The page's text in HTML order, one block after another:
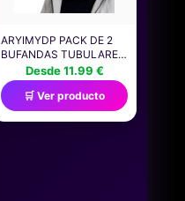
ARYIMYDP PACK DE 2
BUFANDAS TUBULARES
PARA NIÑO, BRAGA
CUELLO INFANTIL
SUAVE PARA
ACTIVIDADES AL AIRE
LIBRE, SE PUEDE USAR
Desde 11.99 €
🛒 Ver producto